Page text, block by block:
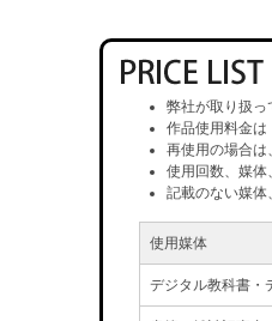
弊社が取り扱っ
作品使用料金は
再使用の場合は
使用回数、媒体
記載のない媒体
使用媒体
デジタル教科書・